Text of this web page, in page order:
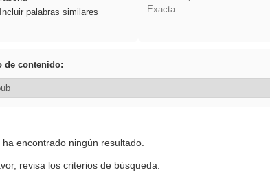
Incluir palabras similares
Exacta
de contenido:
ha encontrado ningún resultado.
revisa los criterios de búsqueda.